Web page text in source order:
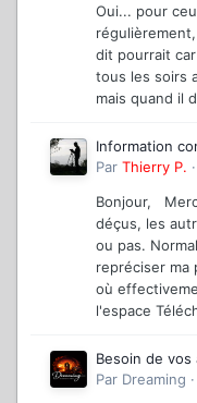
Oui... pour
dit pourrait
tous les soirs
mais quand il
Information
Par Thierry P. ·
Bonjour,
déçus, les
ou pas.
repréciser ma
où
l'espace
Besoin de vos
Par Dreaming ·